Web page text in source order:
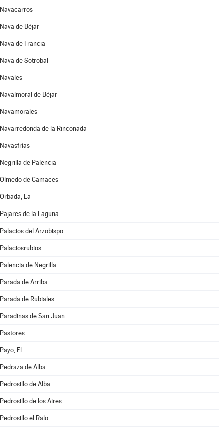
Navacarros
Nava de Béjar
Nava de Francia
Nava de Sotrobal
Navales
Navalmoral de Béjar
Navamorales
Navarredonda de la Rinconada
Navasfrías
Negrilla de Palencia
Olmedo de Camaces
Orbada, La
Pajares de la Laguna
Palacios del Arzobispo
Palaciosrubios
Palencia de Negrilla
Parada de Arriba
Parada de Rubiales
Paradinas de San Juan
Pastores
Payo, El
Pedraza de Alba
Pedrosillo de Alba
Pedrosillo de los Aires
Pedrosillo el Ralo